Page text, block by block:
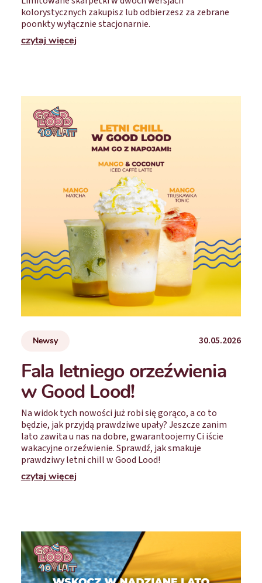
kolorystycznych zakupisz lub odbierzesz za zebrane
poonkty wyłącznie stacjonarnie.
czytaj więcej
Newsy 30.05.2026
Fala letniego orzeźwienia
w Good Lood!
Na widok tych nowości już robi się gorąco, a co to
będzie, jak przyjdą prawdziwe upały? Jeszcze zanim
lato zawita u nas na dobre, gwarantoojemy Ci iście
wakacyjne orzeźwienie. Sprawdź, jak smakuje
prawdziwy letni chill w Good Lood!
czytaj więcej